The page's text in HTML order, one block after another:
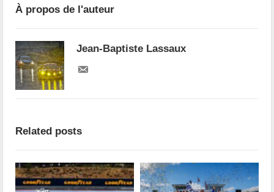
À propos de l'auteur
Jean-Baptiste Lassaux
Related posts